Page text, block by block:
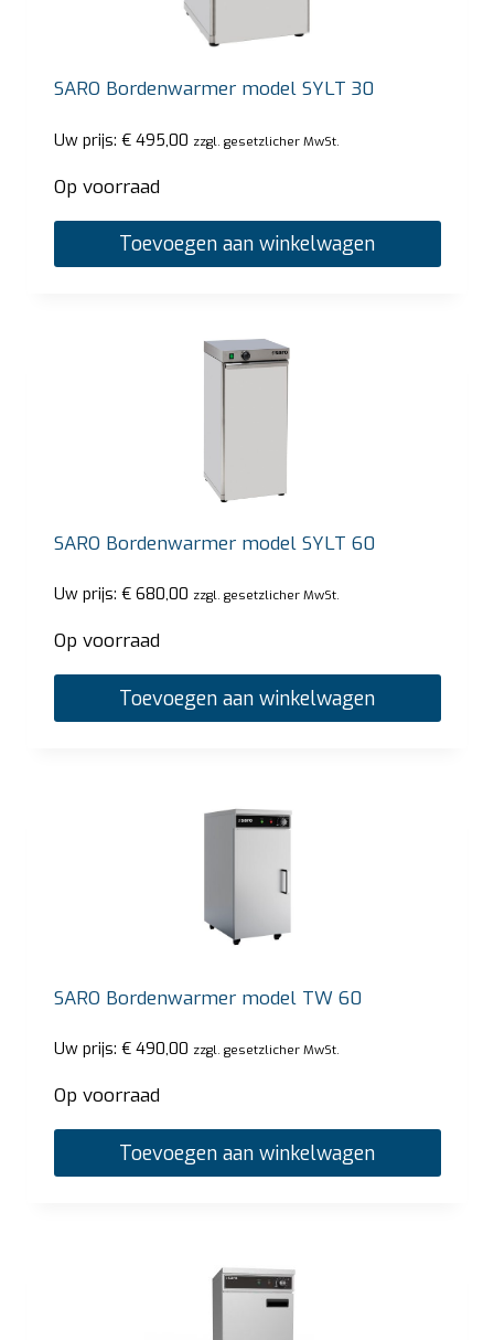
SARO Bordenwarmer model SYLT 30
Uw prijs: €495,00 zzgl. gesetzlicher MwSt.
Op voorraad
Toevoegen aan winkelwagen
SARO Bordenwarmer model SYLT 60
Uw prijs: €680,00 zzgl. gesetzlicher MwSt.
Op voorraad
Toevoegen aan winkelwagen
SARO Bordenwarmer model TW 60
Uw prijs: €490,00 zzgl. gesetzlicher MwSt.
Op voorraad
Toevoegen aan winkelwagen